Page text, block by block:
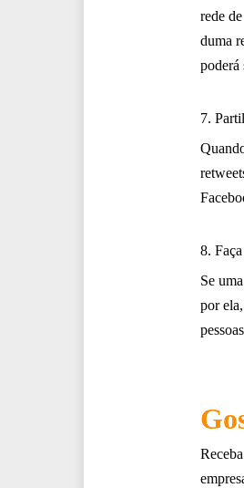
rede
duma
poderá
7.
8.
Se
por